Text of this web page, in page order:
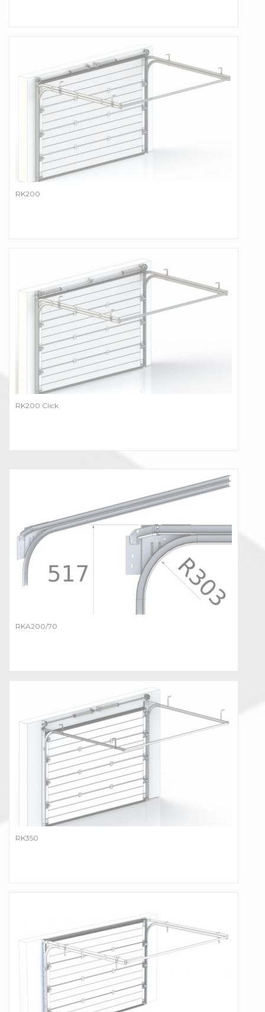
RK200
RK200 Click
RKA200/70
RK350